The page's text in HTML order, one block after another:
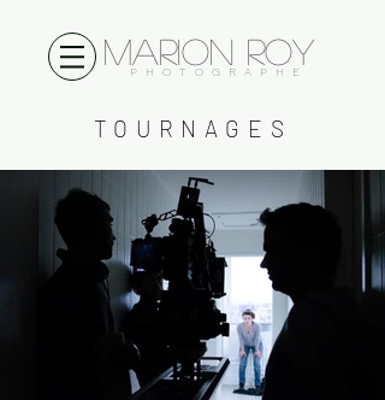
Marion Roy
PHOTOGRAPHE
TOURNAGES